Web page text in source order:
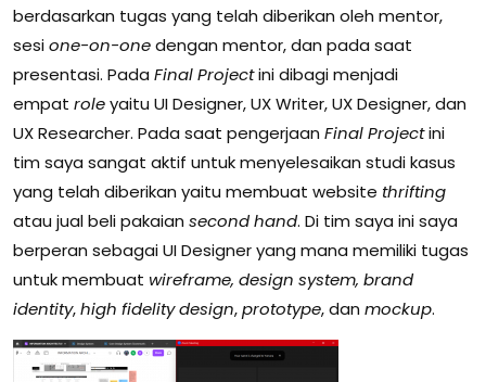
berdasarkan tugas yang telah diberikan oleh mentor,
sesione-on-onedengan mentor, dan pada saat
presentasi. Pada Final Projectini dibagi menjadi
empat roleyaitu UI Designer, UX Writer, UX Designer, dan
UX Researcher. Pada saat pengerjaan Final Projectini
tim saya sangat aktif untuk menyelesaikan studi kasus
yang telah diberikan yaitu membuat website thrifting
atau jual beli pakaian second hand. Di tim saya ini saya
berperan sebagai UI Designer yang mana memiliki tugas
untuk membuat wireframe, design system, brand
identity,high fidelity design,prototype, dan mockup.